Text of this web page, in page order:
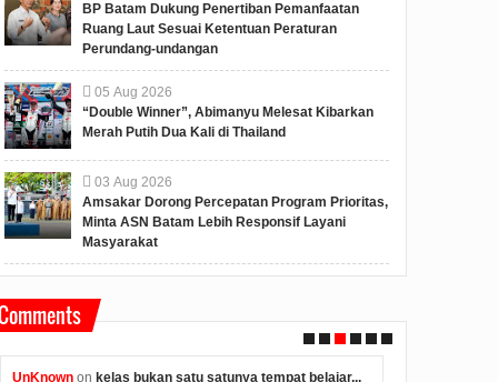
BP Batam Dukung Penertiban Pemanfaatan
Ruang Laut Sesuai Ketentuan Peraturan
Perundang-undangan
05 Aug 2026
“Double Winner”, Abimanyu Melesat Kibarkan
Merah Putih Dua Kali di Thailand
03 Aug 2026
Amsakar Dorong Percepatan Program Prioritas,
Minta ASN Batam Lebih Responsif Layani
Masyarakat
Unknownon konjen india di medan kunjungi bp batam...